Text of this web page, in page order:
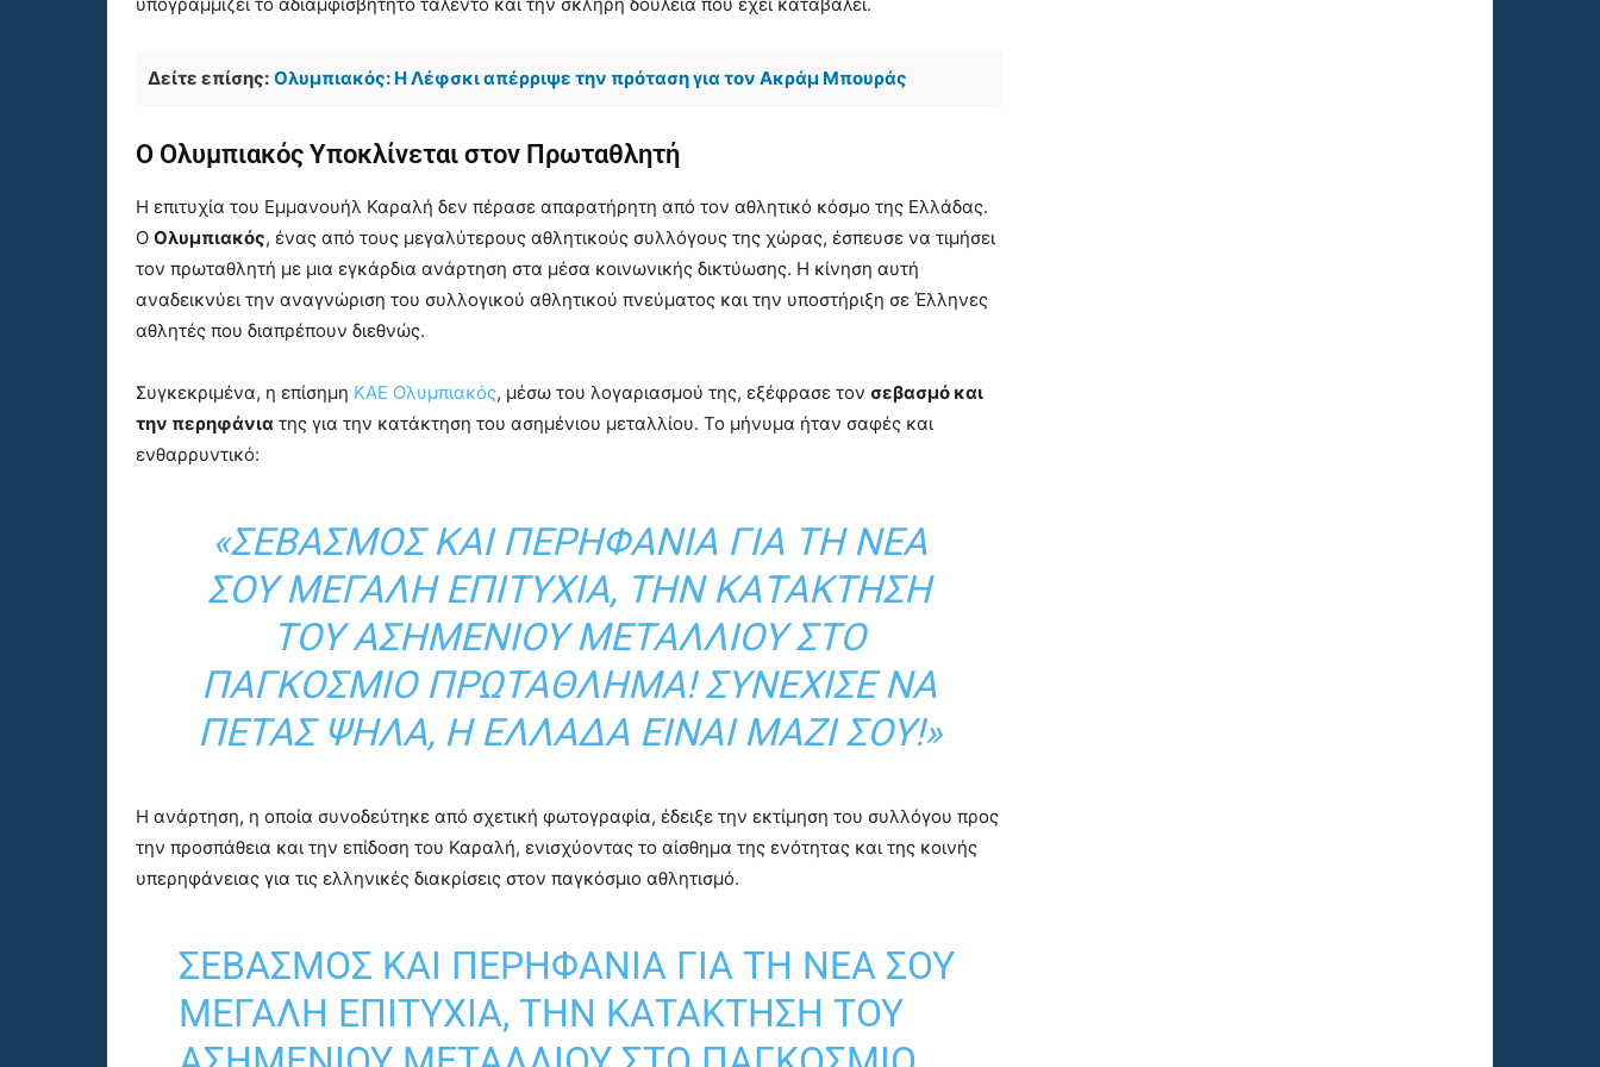
Δείτε επίσης: Ολυμπιακός: Η Λέφσκι απέρριψε την πρόταση για τον Ακράμ Μπουράς
Ο Ολυμπιακός Υποκλίνεται στον Πρωταθλητή
Η επιτυχία του Εμμανουήλ Καραλή δεν πέρασε απαρατήρητη από τον αθλητικό κόσμο της Ελλάδας.
Ο Ολυμπιακός, ένας από τους μεγαλύτερους αθλητικούς συλλόγους της χώρας, έσπευσε να τιμήσει
τον πρωταθλητή με μια εγκάρδια ανάρτηση στα μέσα κοινωνικής δικτύωσης. Η κίνηση αυτή
αναδεικνύει την αναγνώριση του συλλογικού αθλητικού πνεύματος και την υποστήριξη σε Έλληνες
αθλητές που διαπρέπουν διεθνώς.
Συγκεκριμένα, η επίσημη ΚΑΕ Ολυμπιακός, μέσω του λογαριασμού της, εξέφρασε τον σεβασμό και
την περηφάνια της για την κατάκτηση του ασημένιου μεταλλίου. Το μήνυμα ήταν σαφές και
ενθαρρυντικό:
«ΣΕΒΑΣΜΌΣ ΚΑΙ ΠΕΡΗΦΆΝΙΑ ΓΙΑ ΤΗ ΝΈΑ
ΣΟΥ ΜΕΓΆΛΗ ΕΠΙΤΥΧΊΑ, ΤΗΝ ΚΑΤΆΚΤΗΣΗ
ΤΟΥ ΑΣΗΜΈΝΙΟΥ ΜΕΤΑΛΛΊΟΥ ΣΤΟ
ΠΑΓΚΌΣΜΙΟ ΠΡΩΤΆΘΛΗΜΑ! ΣΥΝΈΧΙΣΕ ΝΑ
ΠΕΤΆΣ ΨΗΛΆ, Η ΕΛΛΆΔΑ ΕΊΝΑΙ ΜΑΖΊ ΣΟΥ!»
Η ανάρτηση, η οποία συνοδεύτηκε από σχετική φωτογραφία, έδειξε την εκτίμηση του συλλόγου προς
την προσπάθεια και την επίδοση του Καραλή, ενισχύοντας το αίσθημα της ενότητας και της κοινής
υπερηφάνειας για τις ελληνικές διακρίσεις στον παγκόσμιο αθλητισμό.
ΣΕΒΑΣΜΌΣ ΚΑΙ ΠΕΡΗΦΆΝΙΑ ΓΙΑ ΤΗ ΝΈΑ ΣΟΥ
ΜΕΓΆΛΗ ΕΠΙΤΥΧΊΑ, ΤΗΝ ΚΑΤΆΚΤΗΣΗ ΤΟΥ